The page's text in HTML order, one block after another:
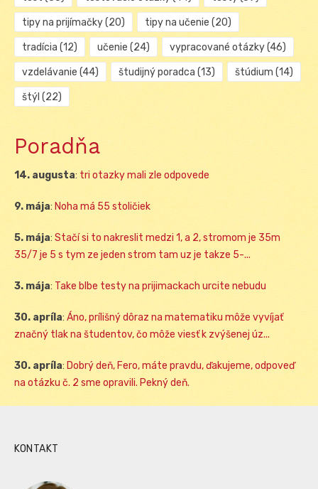
tipy na prijímačky(20) tipy na učenie (20)
tradícia (12) učenie (24) vypracované otázky(46)
vzdelávanie (44) študijný poradca (13) štúdium (14)
štýl (22)
Poradňa
14. augusta: tri otazky mali zle odpovede
9. mája: Noha má 55 stoličiek
5. mája: Stačí si to nakreslit medzi 1, a 2, stromom je 35m
35/7 je 5 s tym ze jeden strom tam uz je takze 5-...
3. mája: Take blbe testy na prijimackach urcite nebudu
30. apríla: Áno, prílišný dôraz na matematiku môže vyvíjať
značný tlak na študentov, čo môže viesť k zvýšenej úz...
30. apríla: Dobrý deň, Fero, máte pravdu, ďakujeme, odpoveď
na otázku č. 2 sme opravili. Pekný deň.
KONTAKT